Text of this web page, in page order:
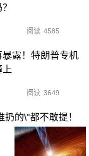
阅读 4585
露！特朗普专机
上
阅读 3649
的\"都不敢提！